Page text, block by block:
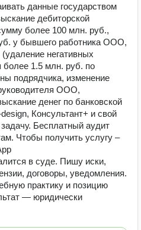
данные государством
дебиторской
более 100 млн. руб.,
у бывшего работника ООО,
негативных
1.5 млн. руб. по
подрядчика, изменение
ООО,
денег по банковской
Консультант+ и свой
Бесплатный аудит
Чтобы получить услугу –
в суде. Пишу иски,
договоры, уведомления.
практику и позицию
— юридически